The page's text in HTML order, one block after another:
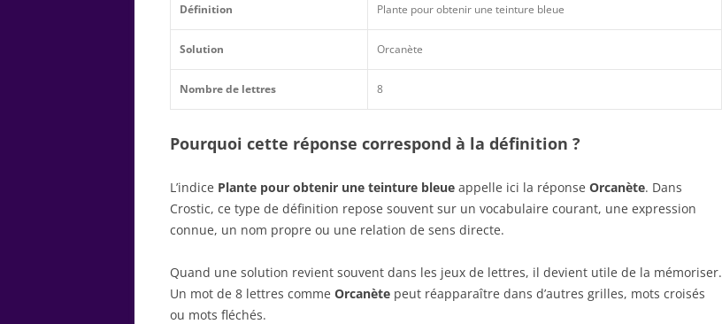
Définition Plante pour obtenir une teinture bleue
Solution Orcanète
Nombre de lettres 8
Pourquoi cette réponse correspond à la définition ?
L’indice Plante pour obtenir une teinture bleue appelle ici la réponse Orcanète. Dans
Crostic, ce type de définition repose souvent sur un vocabulaire courant, une expression
connue, un nom propre ou une relation de sens directe.
Quand une solution revient souvent dans les jeux de lettres, il devient utile de la mémoriser.
Un mot de 8 lettres comme Orcanète peut réapparaître dans d’autres grilles, mots croisés
ou mots fléchés.